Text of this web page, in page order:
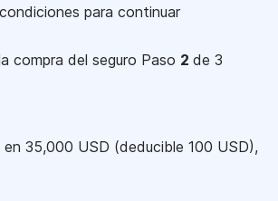
para continuar
compra del seguro Paso 2 de 3
en 35,000 USD (deducible 100 USD),